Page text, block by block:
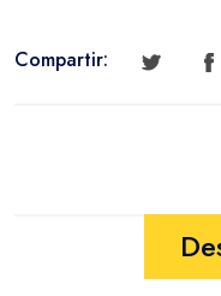
Compartir: